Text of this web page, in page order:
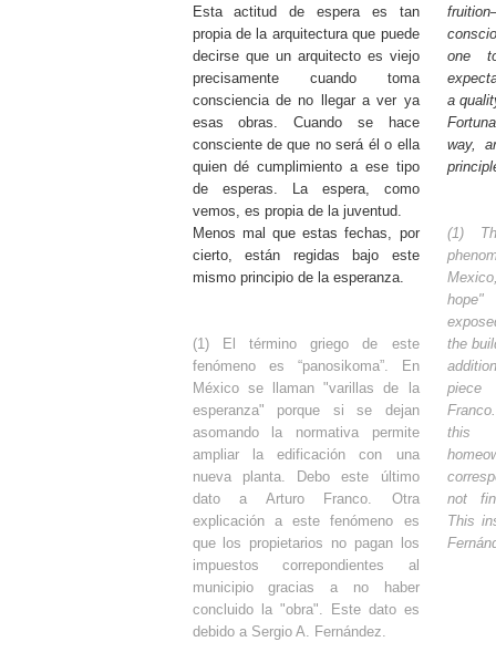
Esta actitud de espera es tan
propia de la arquitectura que puede
decirse que un arquitecto es viejo
precisamente cuando toma
consciencia de no llegar a ver ya
esas obras. Cuando se hace
consciente de que no será él o ella
quien dé cumplimiento a ese tipo
de esperas. La espera, como
vemos, es propia de la juventud.
Menos mal que estas fechas, por
cierto, están regidas bajo este
mismo principio de la esperanza.
(1) El término griego de este
fenómeno es “panosikoma”. En
México se llaman "varillas de la
esperanza" porque si se dejan
asomando la normativa permite
ampliar la edificación con una
nueva planta. Debo este último
dato a Arturo Franco. Otra
explicación a este fenómeno es
que los propietarios no pagan los
impuestos correpondientes al
municipio gracias a no haber
concluido la "obra". Este dato es
debido a Sergio A. Fernández.
one
a
way,
(1)
the
piece
this
not
This